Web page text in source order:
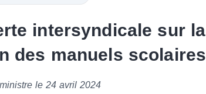
intersyndicale sur la
des manuels scolaires
le 24 avril 2024